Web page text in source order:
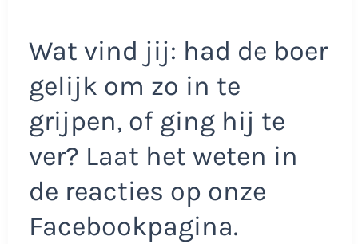
Wat vind jij: had de boer
gelijk om zo in te
grijpen, of ging hij te
ver? Laat het weten in
de reacties op onze
Facebookpagina.